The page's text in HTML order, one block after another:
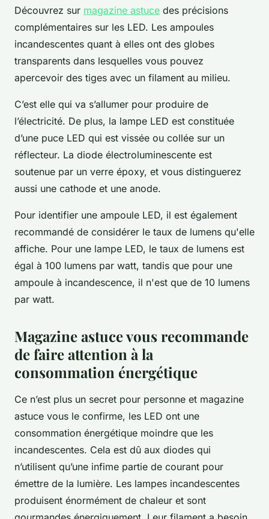
Découvrez sur magazine astuce des précisions
complémentaires sur les LED. Les ampoules
incandescentes quant à elles ont des globes
transparents dans lesquelles vous pouvez
apercevoir des tiges avec un filament au milieu.
C’est elle qui va s’allumer pour produire de
l’électricité. De plus, la lampe LED est constituée
d’une puce LED qui est vissée ou collée sur un
réflecteur. La diode électroluminescente est
soutenue par un verre époxy, et vous distinguerez
aussi une cathode et une anode.
Pour identifier une ampoule LED, il est également
recommandé de considérer le taux de lumens qu'elle
affiche. Pour une lampe LED, le taux de lumens est
égal à 100 lumens par watt, tandis que pour une
ampoule à incandescence, il n'est que de 10 lumens
par watt.
Magazine astuce vous recommande
de faire attention à la
consommation énergétique
Ce n’est plus un secret pour personne et magazine
astuce vous le confirme, les LED ont une
consommation énergétique moindre que les
incandescentes. Cela est dû aux diodes qui
n’utilisent qu’une infime partie de courant pour
émettre de la lumière. Les lampes incandescentes
produisent énormément de chaleur et sont